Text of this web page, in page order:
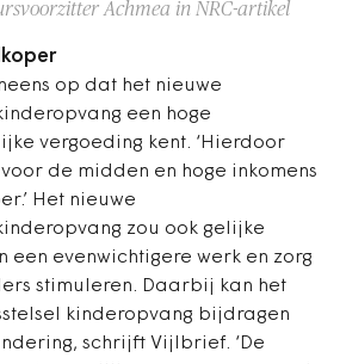
Achmea in NRC-artikel
op dat het nieuwe
een hoge
vergoeding kent. ‘Hierdoor
de midden en hoge inkomens
Het nieuwe
zou ook gelijke
evenwichtigere werk en zorg
stimuleren. Daarbij kan het
kinderopvang bijdragen
schrijft Vijlbrief. ‘De